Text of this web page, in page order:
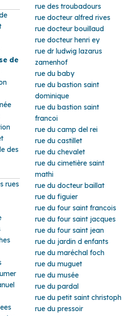
de
des
rues
rue des troubadours
rue docteur alfred rives
rue docteur bouillaud
rue docteur henri ey
rue dr ludwig lazarus
zamenhof
rue du baby
rue du bastion saint
dominique
rue du bastion saint
francoi
rue du camp del rei
rue du castillet
rue du chevalet
rue du cimetière saint
mathi
rue du docteur baillat
rue du figuier
rue du four saint francois
rue du four saint jacques
rue du four saint jean
rue du jardin d enfants
rue du maréchal foch
rue du muguet
rue du musée
rue du pardal
rue du petit saint christoph
rue du pressoir